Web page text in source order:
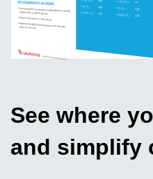
See where
and simplify